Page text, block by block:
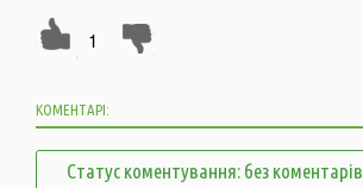
1
КОМЕНТАРІ:
Статус коментування: без коментарів